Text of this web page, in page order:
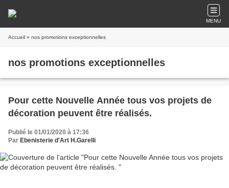
MENU
Accueil » nos promotions exceptionnelles
nos promotions exceptionnelles
Pour cette Nouvelle Année tous vos projets de
décoration peuvent être réalisés.
Publié le 01/01/2020 à 17:36
Par Ebenisterie d'Art H.Garelli